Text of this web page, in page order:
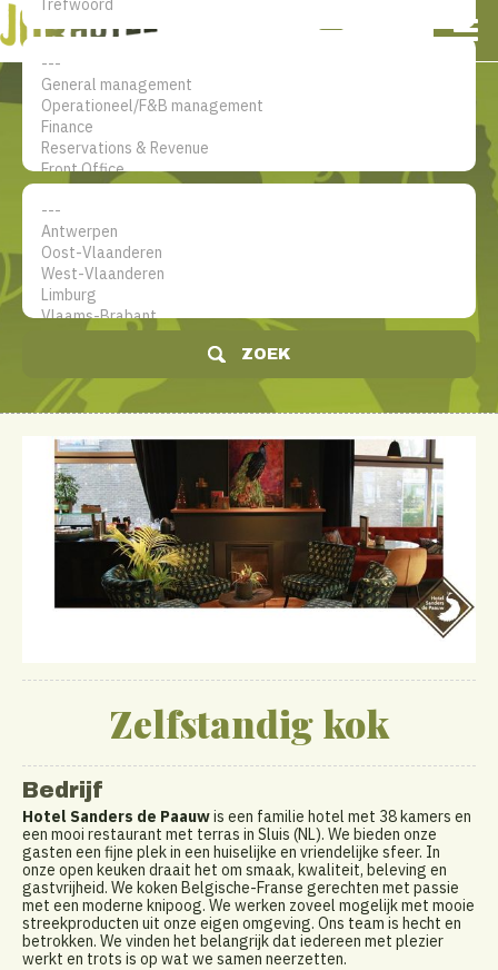
De jobsite voor hotel
professionals
ZOEK
Zelfstandig kok
Bedrijf
Hotel Sanders de Paauwis een familie hotel met 38 kamers en
een mooi restaurant met terras in Sluis (NL). We bieden onze
gasten een fijne plek in een huiselijke en vriendelijke sfeer. In
onze open keuken draait het om smaak, kwaliteit, beleving en
gastvrijheid. We koken Belgische-Franse gerechten met passie
met een moderne knipoog. We werken zoveel mogelijk met mooie
streekproducten uit onze eigen omgeving. Ons team is hecht en
betrokken. We vinden het belangrijk dat iedereen met plezier
werkt en trots is op wat we samen neerzetten.